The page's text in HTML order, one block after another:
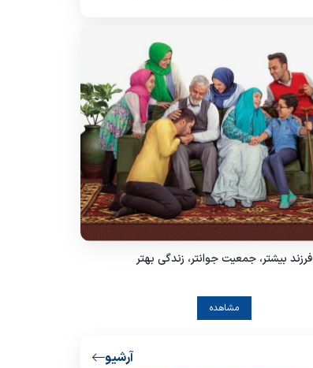
فرزند بیشتر، جمعیت جوانتر، زندگی بهتر
مشاهده
آرشیو